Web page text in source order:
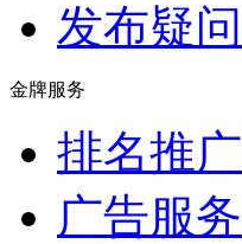
发布疑问
金牌服务
排名推广
广告服务